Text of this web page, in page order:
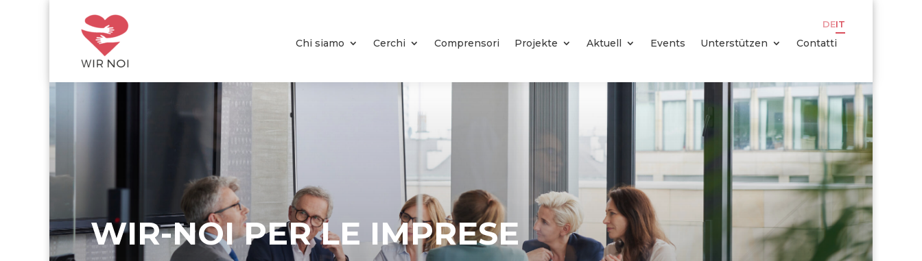
DEIT
Chi siamo Cerchi Comprensori Projekte Aktuell Events Unterstützen Contatti
WIR-NOI PER LE IMPRESE